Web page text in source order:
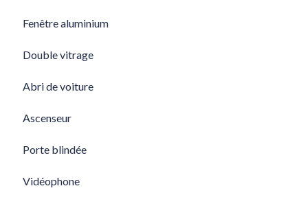
Fenêtre aluminium
Double vitrage
Abri de voiture
Ascenseur
Porte blindée
Vidéophone